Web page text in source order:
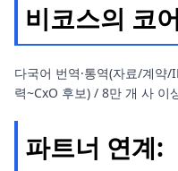
비코스의 코
다국어 번역·통역(자료/계약
력~CxO 후보) / 8만 개 사 이
파트너 연계: